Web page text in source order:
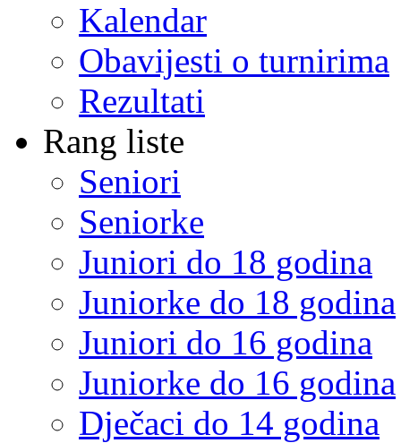
Kalendar
Obavijesti o turnirima
Rezultati
Rang liste
Seniori
Seniorke
Juniori do 18 godina
Juniorke do 18 godina
Juniori do 16 godina
Juniorke do 16 godina
Dječaci do 14 godina